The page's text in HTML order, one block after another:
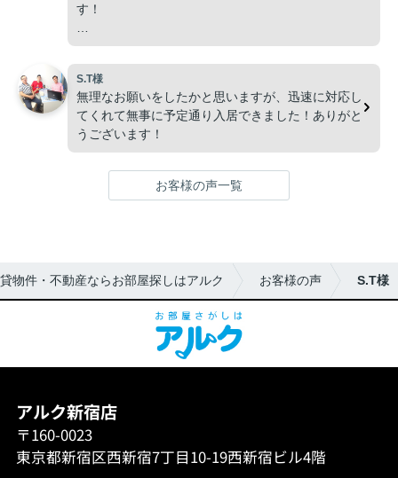
す！
この度は本当に有難う御座いました！
S.T様
無理なお願いをしたかと思いますが、迅速に対応し
てくれて無事に予定通り入居できました！ありがと
うございます！
お客様の声一覧
物件・不動産ならお部屋探しはアルク お客様の声 S.T様
アルク新宿店
〒160-0023
東京都新宿区西新宿7丁目10-19西新宿ビル4階